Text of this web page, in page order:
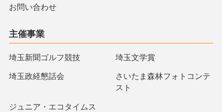
お問い合わせ
主催事業
埼玉新聞ゴルフ競技 埼玉文学賞
埼玉政経懇話会
さいたま森林フォトコンテ
スト
ジュニア・エコタイムス